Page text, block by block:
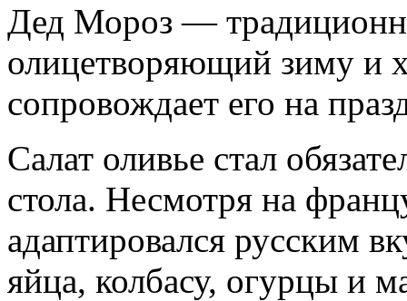
Дед Мороз —
олицетворяющий зиму и
сопровождает его на
Салат оливье стал
стола. Несмотря на
адаптировался русским
яйца, колбасу, огурцы и